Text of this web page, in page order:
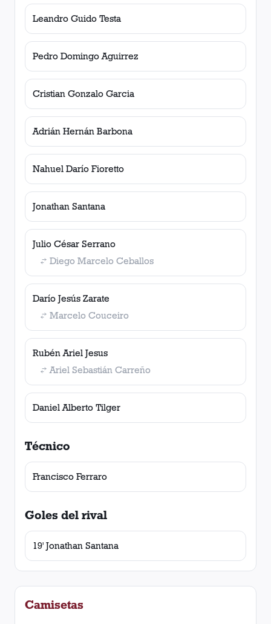
Leandro Guido Testa
Pedro Domingo Aguirrez
Cristian Gonzalo Garcia
Adrián Hernán Barbona
Nahuel Darío Fioretto
Jonathan Santana
Julio César Serrano
Diego Marcelo Ceballos
Darío Jesús Zarate
Marcelo Couceiro
Rubén Ariel Jesus
Ariel Sebastián Carreño
Daniel Alberto Tilger
Técnico
Francisco Ferraro
Goles del rival
19' Jonathan Santana
Camisetas